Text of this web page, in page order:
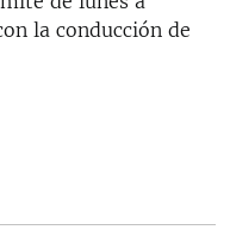
LATINA
la conducción de